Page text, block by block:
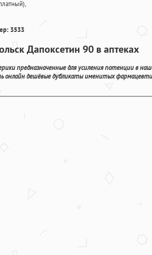
3533
Дапоксетин 90 в аптеках
предназначенные для усиления потенции в
онлайн дешёвые дубликаты именитых